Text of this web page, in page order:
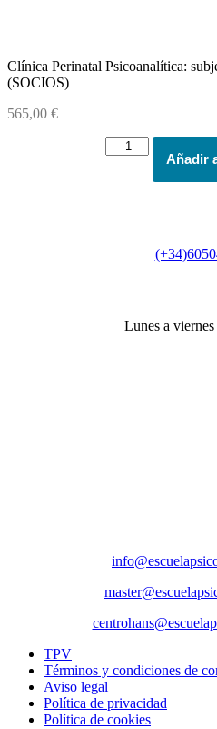
Clínica Perinatal Psicoanalítica:
(SOCIOS)
565,00 €
Clínica
Perinatal
(SOCIOS)
Añadir
Lunes a
TPV
Términos y condiciones de
Aviso legal
Política de privacidad
Política de cookies